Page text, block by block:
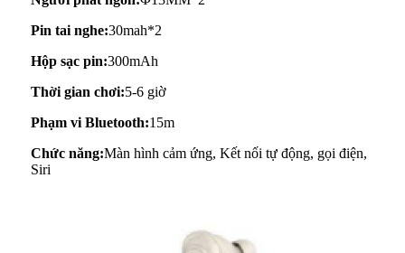
Pin tai nghe:30mah*2
Hộp sạc pin:300mAh
Thời gian chơi:5-6 giờ
Phạm vi Bluetooth:15m
Chức năng:Màn hình cảm ứng, Kết nối tự động, gọi điện,
Siri